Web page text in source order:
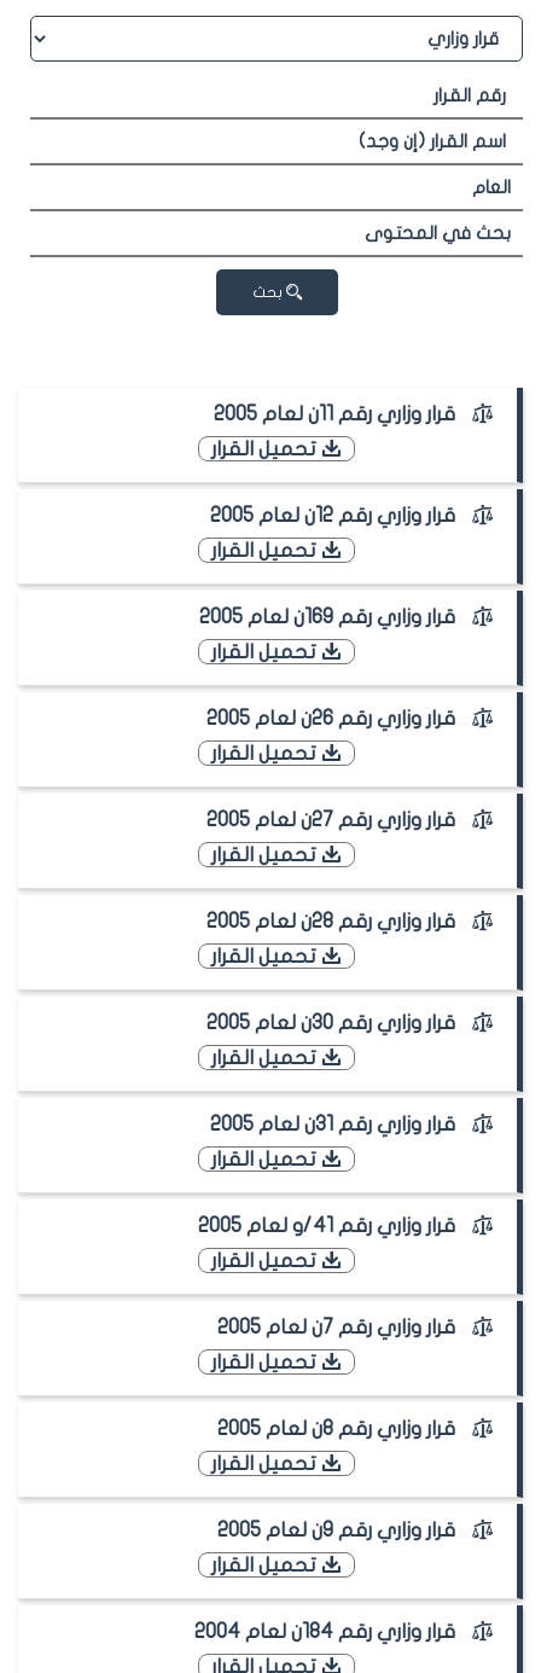
بحث
قرار وزاري رقم 11ن لعام 2005
تحميل القرار
قرار وزاري رقم 12ن لعام 2005
تحميل القرار
قرار وزاري رقم 169ن لعام 2005
تحميل القرار
قرار وزاري رقم 26ن لعام 2005
تحميل القرار
قرار وزاري رقم 27ن لعام 2005
تحميل القرار
قرار وزاري رقم 28ن لعام 2005
تحميل القرار
قرار وزاري رقم 30ن لعام 2005
تحميل القرار
قرار وزاري رقم 31ن لعام 2005
تحميل القرار
قرار وزاري رقم 41/و لعام 2005
تحميل القرار
قرار وزاري رقم 7ن لعام 2005
تحميل القرار
قرار وزاري رقم 8ن لعام 2005
تحميل القرار
قرار وزاري رقم 9ن لعام 2005
تحميل القرار
قرار وزاري رقم 184ن لعام 2004
تحميل القرار